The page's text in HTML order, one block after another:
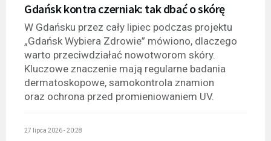
Gdańsk kontra czerniak: tak dbać o skórę
W Gdańsku przez cały lipiec podczas projektu
„Gdańsk Wybiera Zdrowie” mówiono, dlaczego
warto przeciwdziałać nowotworom skóry.
Kluczowe znaczenie mają regularne badania
dermatoskopowe, samokontrola znamion
oraz ochrona przed promieniowaniem UV.
27 lipca 2026 - 20:28